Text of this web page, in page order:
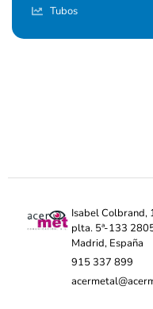
Tubos
Isabel Colbrand,
plta. 5ª-133
Madrid, España
915 337 899